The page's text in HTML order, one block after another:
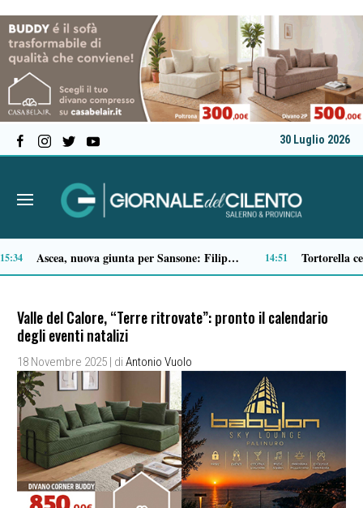
30 Luglio 2026
Microcemento, tutto quello che c’è da sapere prima di sceglierlo 13:22
Valle del Calore, “Terre ritrovate”: pronto il calendario
degli eventi natalizi
18 Novembre 2025 | di Antonio Vuolo